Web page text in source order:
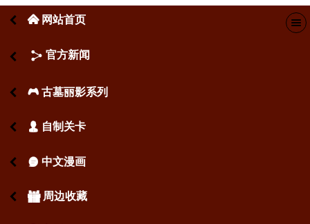
󰄫 网站首页
官方新闻
󰂪 古墓丽影系列
󰃬 自制关卡
󰇫 中文漫画
󰁅 周边收藏